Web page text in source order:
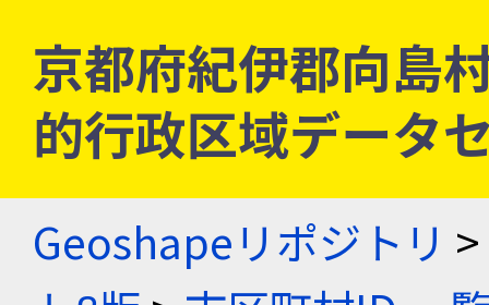
京都府紀伊郡向島
的行政区域データ
Geoshapeリポジトリ >